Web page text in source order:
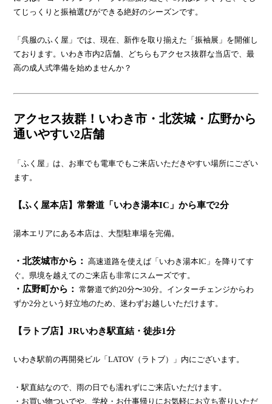
てじっくりと振袖選びができる絶好のシーズンです。
「呉服のふく屋」では、現在、新作を取り揃えた「振袖展」を開催し
ております。いわき市内2店舗、どちらもアクセス抜群な当店で、最
高の成人式準備を始めませんか？
アクセス抜群！いわき市・北茨城・広野から
通いやすい2店舗
「ふく屋」は、お車でも電車でもご来店いただきやすい場所にござい
ます。
【ふく屋本店】常磐道「いわき湯本IC」から車で2分
湯本エリアにある本店は、大型駐車場を完備。
・北茨城市から： 高速道路を使えば「いわき湯本IC」を降りてす
ぐ。県境を越えてのご来店も非常にスムーズです。
・広野町から： 常磐道で約20分〜30分。インターチェンジからわ
ずか2分という好立地のため、迷わずお越しいただけます。
【ラトブ店】JRいわき駅直結・徒歩1分
いわき駅前の再開発ビル「LATOV（ラトブ）」内にございます。
・駅直結なので、雨の日でも濡れずにご来店いただけます。
・お買い物ついでや、学校・お仕事帰りにお気軽にお立ち寄りいただ